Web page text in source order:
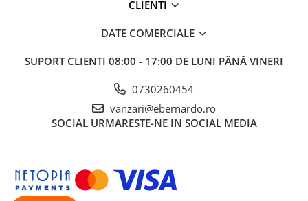
Accesorii pentru masini de taiat
Accesorii pentru mașini de găurit
Accesorii pentru strunguri
Accesorii polizor umed și uscat
de gravat
Accesorii pentru mașini de șlefuit
CLIENTI
DATE COMERCIALE
SUPORT CLIENTI 08:00 - 17:00 DE LUNI PÂNĂ VINERI
0730260454
vanzari@ebernardo.ro
SOCIAL URMARESTE-NE IN SOCIAL MEDIA